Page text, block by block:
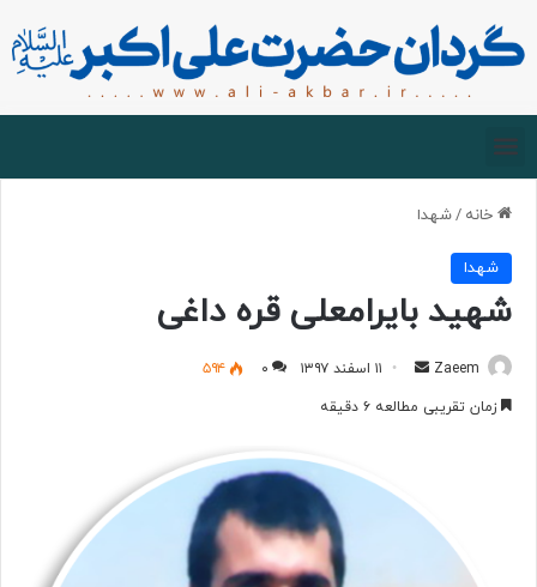
خانه /شهدا
شهدا
شهید بایرامعلی قره داغی
Zaeem ۱۱ اسفند ۱۳۹۷ ۰
۵۹۴
زمان تقریبی مطالعه ۶ دقیقه